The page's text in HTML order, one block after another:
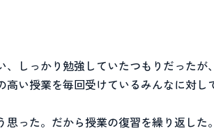
しっかり勉強していたつもりだった
い授業を毎回受けているみんなに対
った。だから授業の復習を繰り返した。